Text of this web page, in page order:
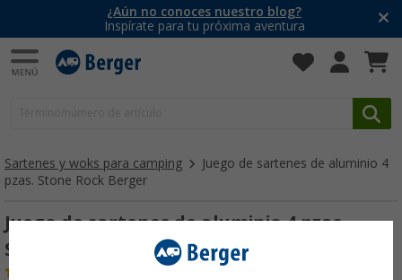
¿Aún no conoces nuestro blog?
Inspírate para tu próxima aventura
Sartenes y woks para camping
Juego de sartenes de aluminio 4
pzas. Stone Rock Berger
Juego de sartenes de aluminio 4 pzas.
Stone Rock Berger